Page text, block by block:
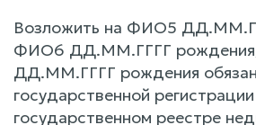
Возложить на ФИО5
ФИО6 ДД.ММ.ГГГГ
ДД.ММ.ГГГГ рождения
государственной
государственном реестре